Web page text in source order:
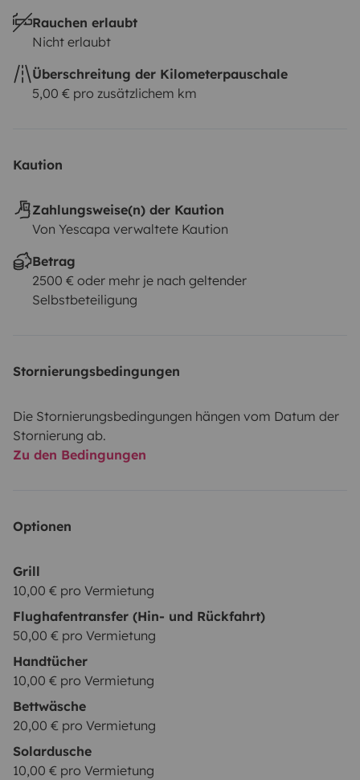
Rauchen erlaubt
Nicht erlaubt
Überschreitung der Kilometerpauschale
5,00 € pro zusätzlichem km
Kaution
Zahlungsweise(n) der Kaution
Von Yescapa verwaltete Kaution
Betrag
2500 € oder mehr je nach geltender
Selbstbeteiligung
Stornierungsbedingungen
Die Stornierungsbedingungen hängen vom Datum der
Stornierung ab.
Zu den Bedingungen
Optionen
Grill
10,00 € pro Vermietung
Flughafentransfer (Hin- und Rückfahrt)
50,00 € pro Vermietung
Handtücher
10,00 € pro Vermietung
Bettwäsche
20,00 € pro Vermietung
Solardusche
10,00 € pro Vermietung